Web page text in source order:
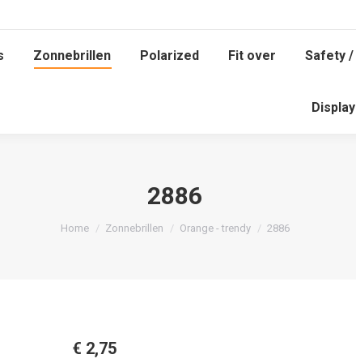
Zonnebrillen Polarized Fit over Safety
2886
Je bent hier:
Home Zonnebrillen Orange - trendy 2886
€ 2,75
Zonnebrillen Polarized Fit over Safety